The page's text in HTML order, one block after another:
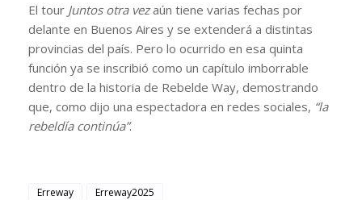
El tour Juntos otra vezaún tiene varias fechas por
delante en Buenos Aires y se extenderá a distintas
provincias del país. Pero lo ocurrido en esa quinta
función ya se inscribió como un capítulo imborrable
dentro de la historia de Rebelde Way, demostrando
que, como dijo una espectadora en redes sociales, “la
rebeldía continúa”.
Erreway Erreway2025